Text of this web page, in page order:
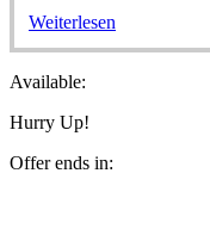
Weiterlesen
Available:
Hurry Up!
Offer ends in: